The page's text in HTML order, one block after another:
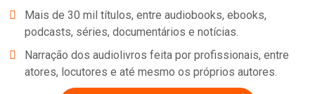
Mais de 30 mil títulos, entre audiobooks, ebooks,
podcasts, séries, documentários e notícias.
Narração dos audiolivros feita por profissionais, entre
atores, locutores e até mesmo os próprios autores.